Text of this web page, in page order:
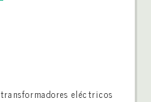
transformadores eléctricos